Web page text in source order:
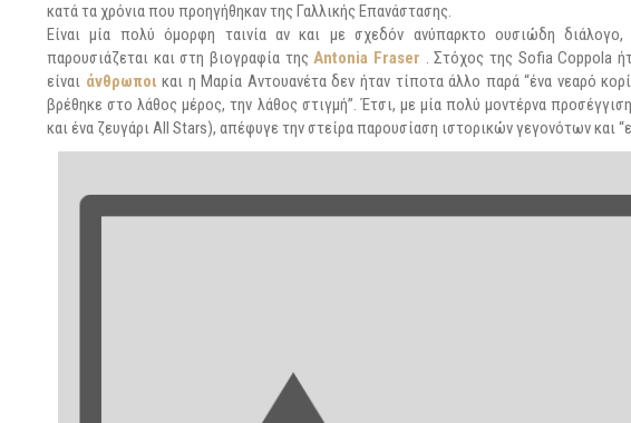
κατά τα χρόνια που προηγήθηκαν της Γαλλικής Επανάστασης.
Είναι μία πολύ όμορφη ταινία αν και με σχεδόν ανύπαρκτο ουσιώδη
παρουσιάζεται και στη βιογραφία τηςAntonia Fraser . Στόχος της Sofia Coppola
είναι άνθρωποικαι η Μαρία Αντουανέτα δεν ήταν τίποτα άλλο παρά “ένα νεαρό
βρέθηκε στο λάθος μέρος, την λάθος στιγμή”. Έτσι, με μία πολύ μοντέρνα
και ένα ζευγάρι All Stars), απέφυγε την στείρα παρουσίαση ιστορικών γεγονότων και